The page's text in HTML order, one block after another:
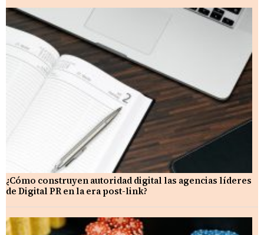
¿Cómo construyen autoridad digital las agencias líderes
de Digital PR en la era post-link?